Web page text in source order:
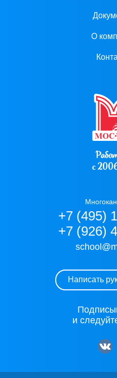
О
с
+7 (495)
+7 (926)
Написать
и